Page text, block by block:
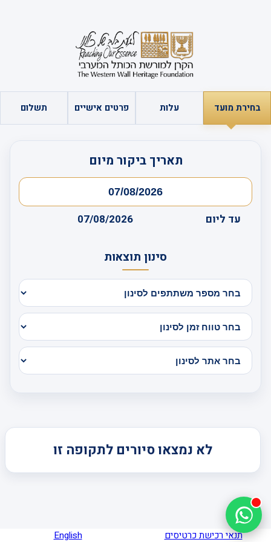
בחירת מועד עלות פרטים אישיים תשלום
תאריך ביקור מיום
עד ליום 07/08/2026
סינון תוצאות
לא נמצאו סיורים לתקופה זו
תנאי רכישת כרטיסים English